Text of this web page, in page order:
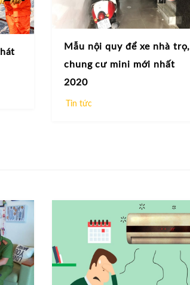
Mẫu nội quy để xe nhà trọ,
chung cư mini mới nhất
2020
Tin tức